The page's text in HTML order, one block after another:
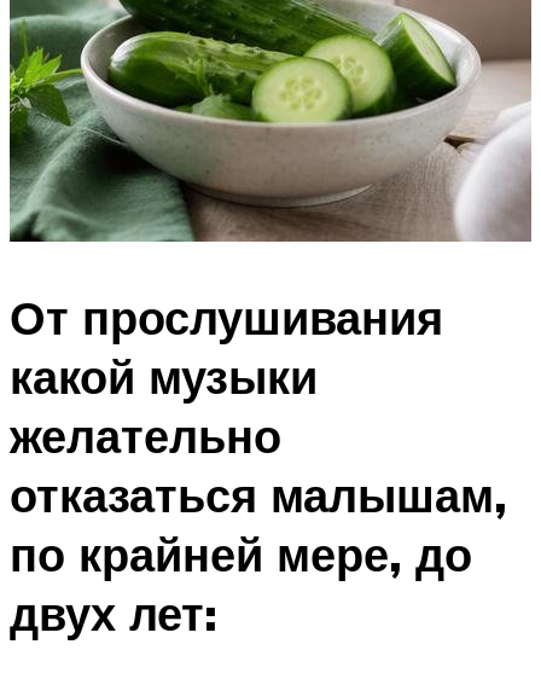
От прослушивания
какой музыки
желательно
отказаться малышам,
по крайней мере, до
двух лет: